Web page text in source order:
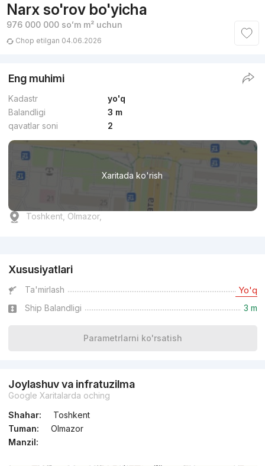
Narx so'rov bo'yicha
976 000 000 soʻmm² uchun
Chop etilgan 04.06.2026
Eng muhimi
Kadastr
yo'q
Balandligi
3 m
qavatlar soni
2
Xaritada ko'rish
Toshkent, Olmazor,
Xususiyatlari
Ta'mirlash Yo'q
Ship Balandligi 3 m
Parametrlarni ko'rsatish
Joylashuv va infratuzilma
Google Xaritalarda oching
Shahar:
Toshkent
Tuman:
Olmazor
Manzil: